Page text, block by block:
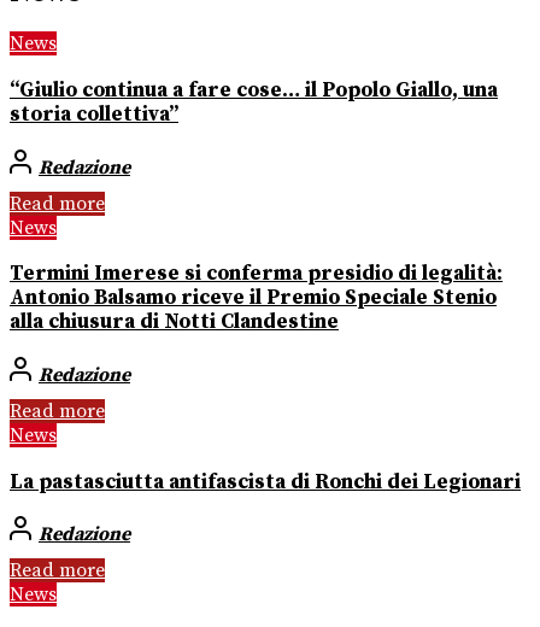
News
“Giulio continua a fare cose… il Popolo Giallo, una
storia collettiva”
Redazione
Read more
News
Termini Imerese si conferma presidio di legalità:
Antonio Balsamo riceve il Premio Speciale Stenio
alla chiusura di Notti Clandestine
Redazione
Read more
News
La pastasciutta antifascista di Ronchi dei Legionari
Redazione
Read more
News